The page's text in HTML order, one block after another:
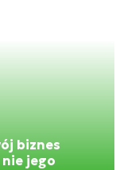
biznes
jego